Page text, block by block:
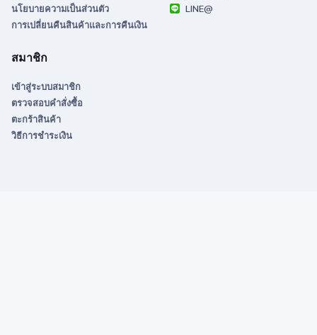
นโยบายความเป็นส่วนตัว
การเปลี่ยนคืนสินค้าและการคืนเงิน
LINE@
สมาชิก
เข้าสู่ระบบสมาชิก
ตรวจสอบคำสั่งซื้อ
ตะกร้าสินค้า
วิธีการชำระเงิน